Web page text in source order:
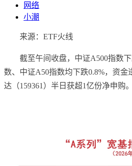
网络
小潮
来源：ETF火线
截至午间收盘，中证A500指数
数、中证A50指数均下跌0.8%，资金
达（159361）半日获超1亿份净申购。